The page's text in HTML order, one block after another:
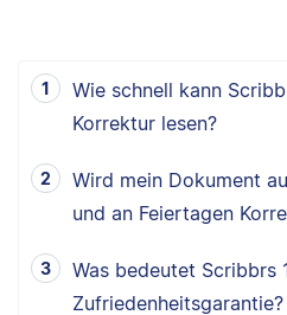
Wie schnell kann
Korrektur lesen?
Wird mein Dokument
und an Feiertagen
Was bedeutet Scribbrs
Zufriedenheitsgarantie?